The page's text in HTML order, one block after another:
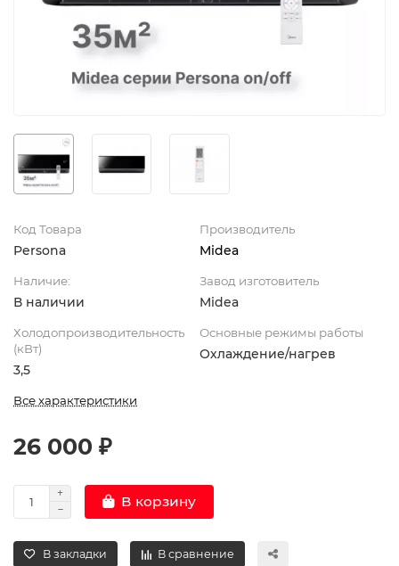
Код Товара
Persona
Производитель
Midea
Наличие:
В наличии
Завод изготовитель
Midea
Холодопроизводительность
(кВт)
3,5
Основные режимы работы
Охлаждение/нагрев
Все характеристики
26 000 ₽
В корзину
В закладки В сравнение